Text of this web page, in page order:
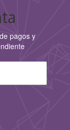
pagos y